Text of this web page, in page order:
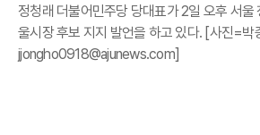
정청래 더불어민주당 당대표가 2일 오후 서울
울시장 후보 지지 발언을 하고 있다. [사진=박
jjongho0918@ajunews.com]